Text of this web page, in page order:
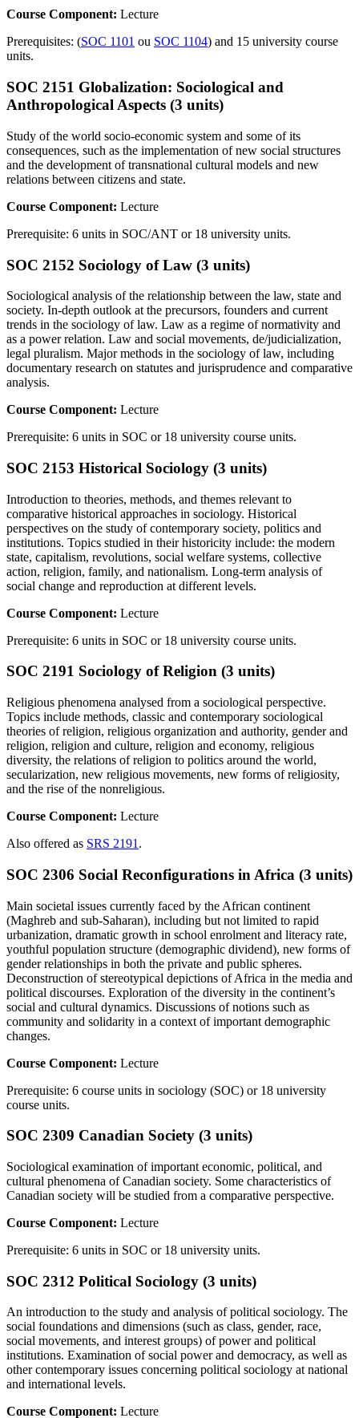
Course Component: Lecture
Prerequisites: (SOC 1101 ou SOC 1104) and 15 university course
units.
SOC 2151 Globalization: Sociological and
Anthropological Aspects (3 units)
Study of the world socio-economic system and some of its
consequences, such as the implementation of new social structures
and the development of transnational cultural models and new
relations between citizens and state.
Course Component: Lecture
Prerequisite: 6 units in SOC/ANT or 18 university units.
SOC 2152 Sociology of Law (3 units)
Sociological analysis of the relationship between the law, state and
society. In-depth outlook at the precursors, founders and current
trends in the sociology of law. Law as a regime of normativity and
as a power relation. Law and social movements, de/judicialization,
legal pluralism. Major methods in the sociology of law, including
documentary research on statutes and jurisprudence and comparative
analysis.
Course Component: Lecture
Prerequisite: 6 units in SOC or 18 university course units.
SOC 2153 Historical Sociology (3 units)
Introduction to theories, methods, and themes relevant to
comparative historical approaches in sociology. Historical
perspectives on the study of contemporary society, politics and
institutions. Topics studied in their historicity include: the modern
state, capitalism, revolutions, social welfare systems, collective
action, religion, family, and nationalism. Long-term analysis of
social change and reproduction at different levels.
Course Component: Lecture
Prerequisite: 6 units in SOC or 18 university course units.
SOC 2191 Sociology of Religion (3 units)
Religious phenomena analysed from a sociological perspective.
Topics include methods, classic and contemporary sociological
theories of religion, religious organization and authority, gender and
religion, religion and culture, religion and economy, religious
diversity, the relations of religion to politics around the world,
secularization, new religious movements, new forms of religiosity,
and the rise of the nonreligious.
Course Component: Lecture
Also offered as SRS 2191 .
SOC 2306 Social Reconfigurations in Africa (3 units)
Main societal issues currently faced by the African continent
(Maghreb and sub-Saharan), including but not limited to rapid
urbanization, dramatic growth in school enrolment and literacy rate,
youthful population structure (demographic dividend), new forms of
gender relationships in both the private and public spheres.
Deconstruction of stereotypical depictions of Africa in the media and
political discourses. Exploration of the diversity in the continent’s
social and cultural dynamics. Discussions of notions such as
community and solidarity in a context of important demographic
changes.
Course Component: Lecture
Prerequisite: 6 course units in sociology (SOC) or 18 university
course units.
SOC 2309 Canadian Society (3 units)
Sociological examination of important economic, political, and
cultural phenomena of Canadian society. Some characteristics of
Canadian society will be studied from a comparative perspective.
Course Component: Lecture
Prerequisite: 6 units in SOC or 18 university units.
SOC 2312 Political Sociology (3 units)
An introduction to the study and analysis of political sociology. The
social foundations and dimensions (such as class, gender, race,
social movements, and interest groups) of power and political
institutions. Examination of social power and democracy, as well as
other contemporary issues concerning political sociology at national
and international levels.
Course Component: Lecture